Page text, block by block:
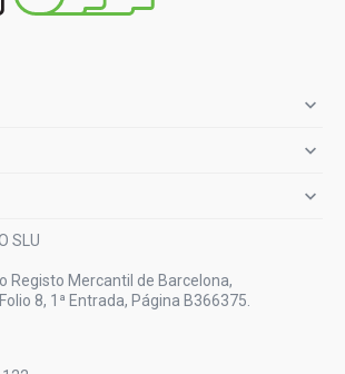



SLU
Registo Mercantil de Barcelona,
8, 1ª Entrada, Página B366375.